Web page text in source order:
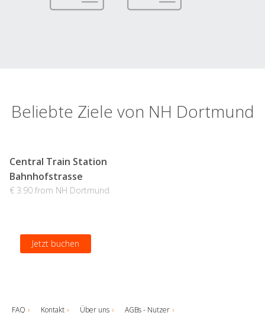
Beliebte Ziele von NH Dortmund
Central Train Station
Bahnhofstrasse
€ 3.90 from NH Dortmund
Jetzt buchen
FAQ Kontakt Über uns AGBs - Nutzer